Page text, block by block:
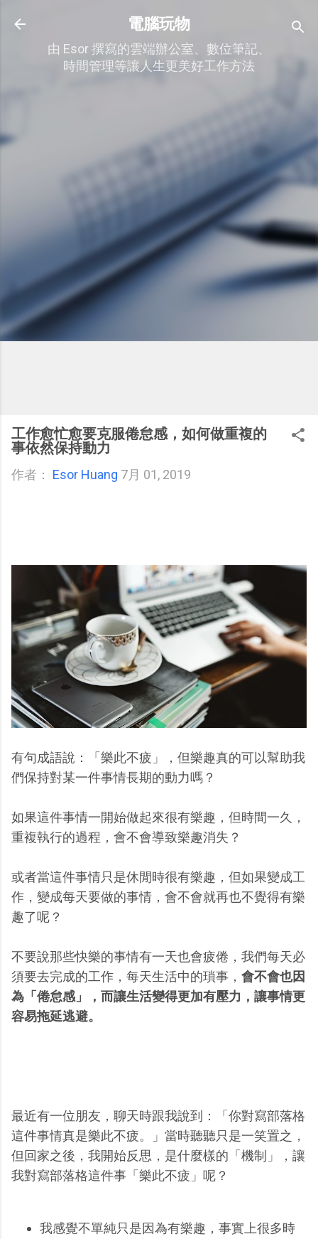
跳到主要內容
電腦玩物
由 Esor 撰寫的雲端辦公室、數位筆記、
時間管理等讓人生更美好工作方法
工作愈忙愈要克服倦怠感，如何做重複的
事依然保持動力
作者： Esor Huang 7月 01, 2019
有句成語說：「樂此不疲」，但樂趣真的可以幫助我
們保持對某一件事情長期的動力嗎？
如果這件事情一開始做起來很有樂趣，但時間一久，
重複執行的過程，會不會導致樂趣消失？
或者當這件事情只是休閒時很有樂趣，但如果變成工
作，變成每天要做的事情，會不會就再也不覺得有樂
趣了呢？
不要說那些快樂的事情有一天也會疲倦，我們每天必
須要去完成的工作，每天生活中的瑣事， 會不會也因
為「倦怠感」，而讓生活變得更加有壓力，讓事情更
容易拖延逃避。
最近有一位朋友，聊天時跟我說到：「你對寫部落格
這件事情真是樂此不疲。」當時聽聽只是一笑置之，
但回家之後，我開始反思，是什麼樣的「機制」，讓
我對寫部落格這件事「樂此不疲」呢？
我感覺不單純只是因為有樂趣，事實上很多時